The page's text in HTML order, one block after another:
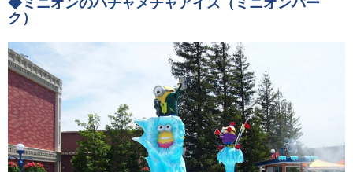
ク）